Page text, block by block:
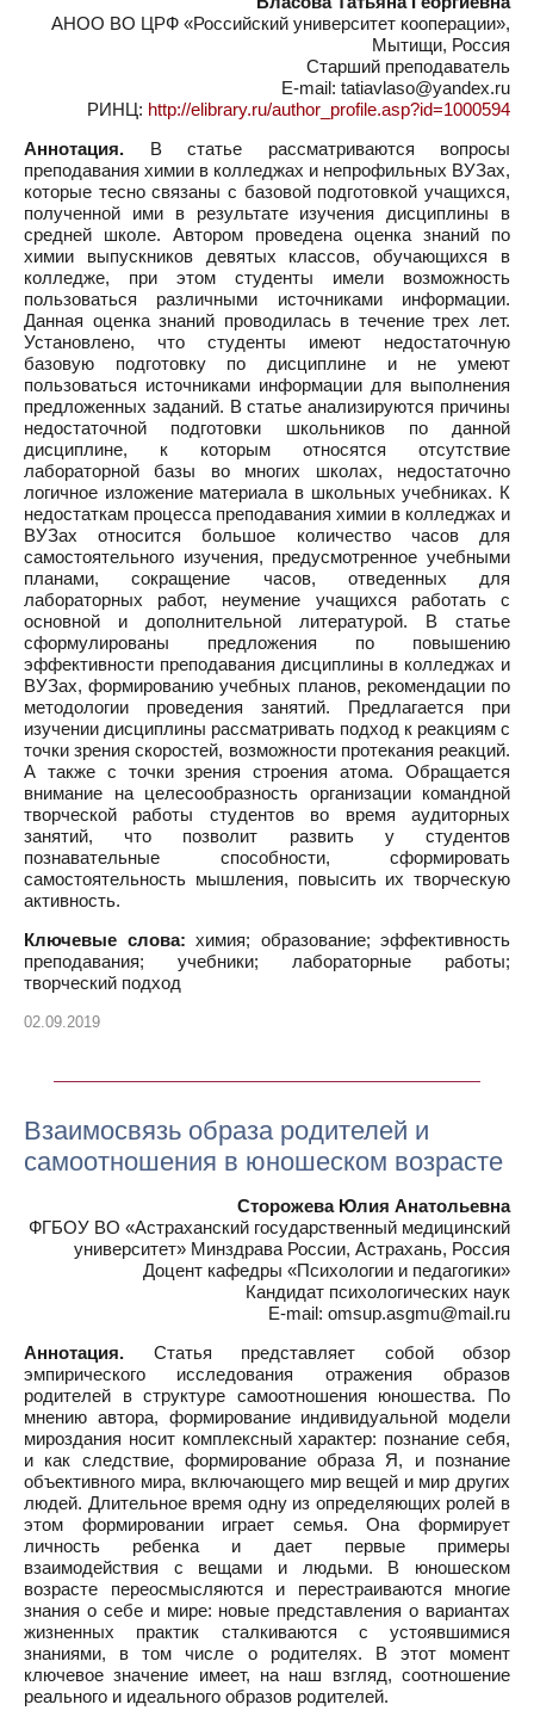
АНОО ВО ЦРФ «Российский университет кооперации»,
Мытищи, Россия
Старший преподаватель
E-mail: tatiavlaso@yandex.ru
РИНЦ: http://elibrary.ru/author_profile.asp?id=1000594
Аннотация. В статье рассматриваются вопросы
преподавания химии в колледжах и непрофильных ВУЗах,
которые тесно связаны с базовой подготовкой учащихся,
полученной ими в результате изучения дисциплины в
средней школе. Автором проведена оценка знаний по
химии выпускников девятых классов, обучающихся в
колледже, при этом студенты имели возможность
пользоваться различными источниками информации.
Данная оценка знаний проводилась в течение трех лет.
Установлено, что студенты имеют недостаточную
базовую подготовку по дисциплине и не умеют
пользоваться источниками информации для выполнения
предложенных заданий. В статье анализируются причины
недостаточной подготовки школьников по данной
дисциплине, к которым относятся отсутствие
лабораторной базы во многих школах, недостаточно
логичное изложение материала в школьных учебниках. К
недостаткам процесса преподавания химии в колледжах и
ВУЗах относится большое количество часов для
самостоятельного изучения, предусмотренное учебными
планами, сокращение часов, отведенных для
лабораторных работ, неумение учащихся работать с
основной и дополнительной литературой. В статье
сформулированы предложения по повышению
эффективности преподавания дисциплины в колледжах и
ВУЗах, формированию учебных планов, рекомендации по
методологии проведения занятий. Предлагается при
изучении дисциплины рассматривать подход к реакциям с
точки зрения скоростей, возможности протекания реакций.
А также с точки зрения строения атома. Обращается
внимание на целесообразность организации командной
творческой работы студентов во время аудиторных
занятий, что позволит развить у студентов
познавательные способности, сформировать
самостоятельность мышления, повысить их творческую
активность.
Ключевые слова: химия; образование; эффективность
преподавания; учебники; лабораторные работы;
творческий подход
02.09.2019
Взаимосвязь образа родителей и
самоотношения в юношеском возрасте
Сторожева Юлия Анатольевна
ФГБОУ ВО «Астраханский государственный медицинский
университет» Минздрава России, Астрахань, Россия
Доцент кафедры «Психологии и педагогики»
Кандидат психологических наук
E-mail: omsup.asgmu@mail.ru
Аннотация. Статья представляет собой обзор
эмпирического исследования отражения образов
родителей в структуре самоотношения юношества. По
мнению автора, формирование индивидуальной модели
мироздания носит комплексный характер: познание себя,
и как следствие, формирование образа Я, и познание
объективного мира, включающего мир вещей и мир других
людей. Длительное время одну из определяющих ролей в
этом формировании играет семья. Она формирует
личность ребенка и дает первые примеры
взаимодействия с вещами и людьми. В юношеском
возрасте переосмысляются и перестраиваются многие
знания о себе и мире: новые представления о вариантах
жизненных практик сталкиваются с устоявшимися
знаниями, в том числе о родителях. В этот момент
ключевое значение имеет, на наш взгляд, соотношение
реального и идеального образов родителей.